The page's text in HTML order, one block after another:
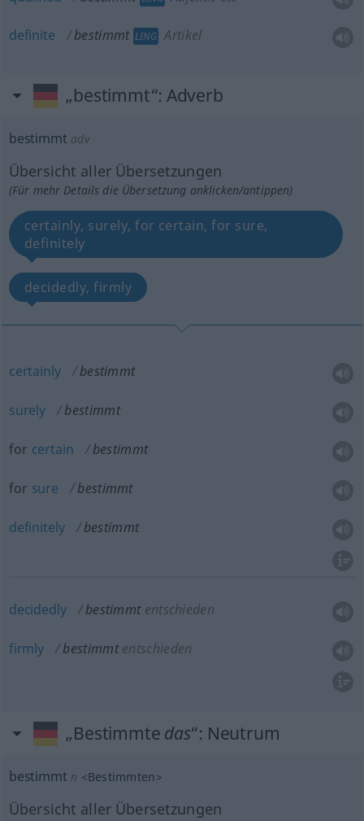
definite bestimmt LING Artikel
„bestimmt“: Adverb
bestimmt adv
Übersicht aller Übersetzungen
(Für mehr Details die Übersetzung anklicken/antippen)
certainly, surely, for certain, for sure,
definitely
decidedly, firmly
certainly bestimmt
surely bestimmt
for certain bestimmt
for sure bestimmt
definitely bestimmt
decidedly bestimmt entschieden
firmly bestimmt entschieden
„Bestimmte das“: Neutrum
bestimmt n <Bestimmten>
Übersicht aller Übersetzungen